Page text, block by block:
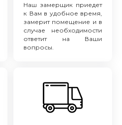
Наш замерщик приедет
к Вам в удобное время,
замерит помещение и в
случае необходимости
ответит на Ваши
вопросы.